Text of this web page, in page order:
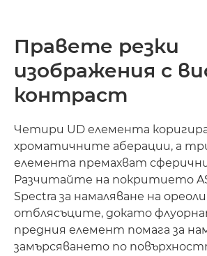
Правете резки
изображения с
контраст
Четири UD елемента
хроматичните аберации, а
елемента премахват
Разчитайте на покритието
Spectra за намаляване на
отблясъците, докато
предния елемент помага за
замърсяването по